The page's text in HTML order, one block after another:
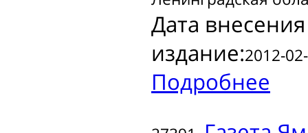
Дата
издание:2012-
Подробнее